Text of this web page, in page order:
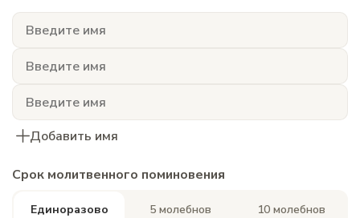
Добавить имя
Срок молитвенного поминовения
Единоразово 5 молебнов 10 молебнов